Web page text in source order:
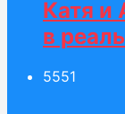
Катя и
в
5551